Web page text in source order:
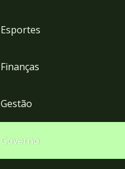
Esportes
Finanças
Gestão
Governo